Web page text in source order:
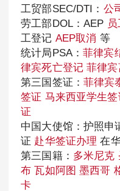
工贸部SEC/DTI： 公
劳工部DOL：AEP
工登记 AEP取消 等
统计局PSA：菲律宾
律宾死亡登记 菲律
第三国签证： 菲律宾
签证 马来西亚学生签
证
中国大使馆：护照申
证 赴华签证办理 在
第三国籍： 多米尼克
布 瓦如阿图 墨西哥
卡